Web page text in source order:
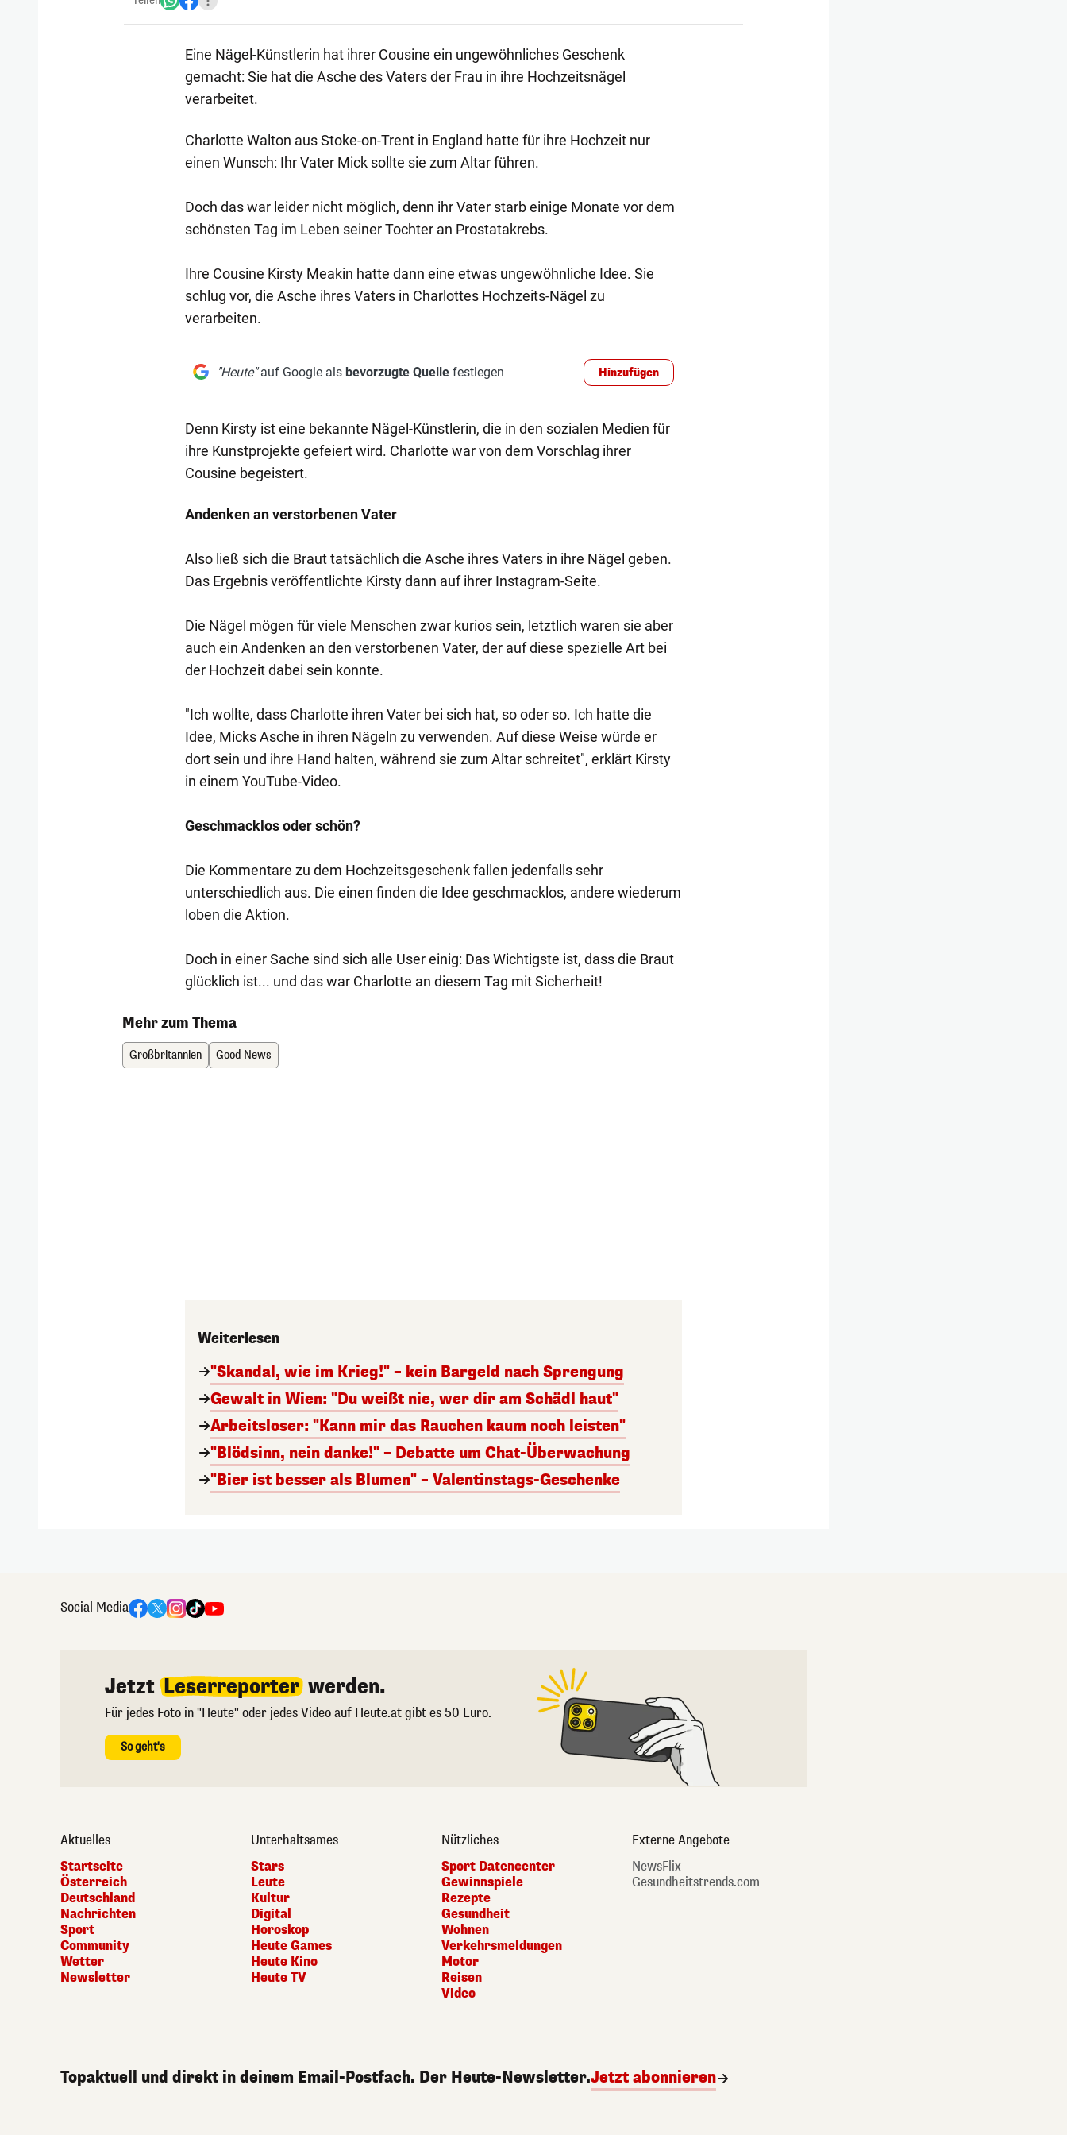
Eine Nägel-Künstlerin hat ihrer Cousine ein ungewöhnliches Geschenk
gemacht: Sie hat die Asche des Vaters der Frau in ihre Hochzeitsnägel
verarbeitet.
Charlotte Walton aus Stoke-on-Trent in England hatte für ihre Hochzeit nur
einen Wunsch: Ihr Vater Mick sollte sie zum Altar führen.
Doch das war leider nicht möglich, denn ihr Vater starb einige Monate vor dem
schönsten Tag im Leben seiner Tochter an Prostatakrebs.
Ihre Cousine Kirsty Meakin hatte dann eine etwas ungewöhnliche Idee. Sie
schlug vor, die Asche ihres Vaters in Charlottes Hochzeits-Nägel zu
verarbeiten.
"Heute"auf Google als bevorzugte Quellefestlegen Hinzufügen
Denn Kirsty ist eine bekannte Nägel-Künstlerin, die in den sozialen Medien für
ihre Kunstprojekte gefeiert wird. Charlotte war von dem Vorschlag ihrer
Cousine begeistert.
Andenken an verstorbenen Vater
Also ließ sich die Braut tatsächlich die Asche ihres Vaters in ihre Nägel geben.
Das Ergebnis veröffentlichte Kirsty dann auf ihrer Instagram-Seite.
Die Nägel mögen für viele Menschen zwar kurios sein, letztlich waren sie aber
auch ein Andenken an den verstorbenen Vater, der auf diese spezielle Art bei
der Hochzeit dabei sein konnte.
"Ich wollte, dass Charlotte ihren Vater bei sich hat, so oder so. Ich hatte die
Idee, Micks Asche in ihren Nägeln zu verwenden. Auf diese Weise würde er
dort sein und ihre Hand halten, während sie zum Altar schreitet", erklärt Kirsty
in einem YouTube-Video.
Geschmacklos oder schön?
Die Kommentare zu dem Hochzeitsgeschenk fallen jedenfalls sehr
unterschiedlich aus. Die einen finden die Idee geschmacklos, andere wiederum
loben die Aktion.
Doch in einer Sache sind sich alle User einig: Das Wichtigste ist, dass die Braut
glücklich ist... und das war Charlotte an diesem Tag mit Sicherheit!
Mehr zum Thema
Großbritannien Good News
Weiterlesen
"Skandal, wie im Krieg!" – kein Bargeld nach Sprengung
Gewalt in Wien: "Du weißt nie, wer dir am Schädl haut"
Arbeitsloser: "Kann mir das Rauchen kaum noch leisten"
"Blödsinn, nein danke!" – Debatte um Chat-Überwachung
"Bier ist besser als Blumen" – Valentinstags-Geschenke
Social Media
Jetzt Leserreporter werden.
Für jedes Foto in "Heute" oder jedes Video auf Heute.at gibt es 50 Euro.
So geht's
Aktuelles
Startseite
Österreich
Deutschland
Nachrichten
Sport
Community
Wetter
Newsletter
Unterhaltsames
Stars
Leute
Kultur
Digital
Horoskop
Heute Games
Heute Kino
Heute TV
Nützliches
Sport Datencenter
Gewinnspiele
Rezepte
Gesundheit
Wohnen
Verkehrsmeldungen
Motor
Reisen
Video
Externe Angebote
NewsFlix
Gesundheitstrends.com
Topaktuell und direkt in deinem Email-Postfach. Der Heute-Newsletter.Jetzt abonnieren